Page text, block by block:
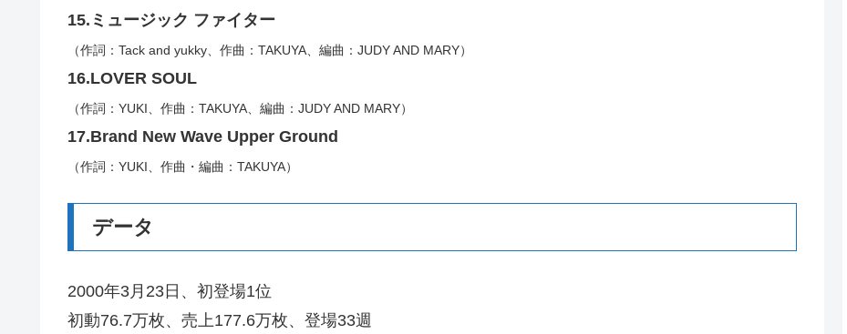
15.ミュージック ファイター
（作詞：Tack and yukky、作曲：TAKUYA、編曲：JUDY AND MARY）
16.LOVER SOUL
（作詞：YUKI、作曲：TAKUYA、編曲：JUDY AND MARY）
17.Brand New Wave Upper Ground
（作詞：YUKI、作曲・編曲：TAKUYA）
データ
2000年3月23日、初登場1位
初動76.7万枚、売上177.6万枚、登場33週